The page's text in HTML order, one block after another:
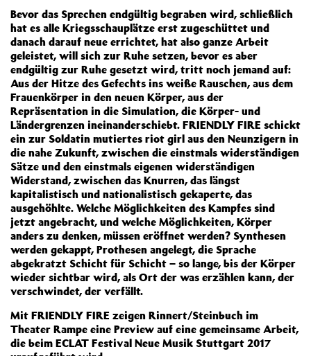
Bevor das Sprechen endgültig begraben wird, schließlich
hat es alle Kriegsschauplätze erst zugeschüttet und
danach darauf neue errichtet, hat also ganze Arbeit
geleistet, will sich zur Ruhe setzen, bevor es aber
endgültig zur Ruhe gesetzt wird, tritt noch jemand auf:
Aus der Hitze des Gefechts ins weiße Rauschen, aus dem
Frauenkörper in den neuen Körper, aus der
Repräsentation in die Simulation, die Körper- und
Ländergrenzen ineinanderschiebt. FRIENDLY FIRE schickt
ein zur Soldatin mutiertes riot girl aus den Neunzigern in
die nahe Zukunft, zwischen die einstmals widerständigen
Sätze und den einstmals eigenen widerständigen
Widerstand, zwischen das Knurren, das längst
kapitalistisch und nationalistisch gekaperte, das
ausgehöhlte. Welche Möglichkeiten des Kampfes sind
jetzt angebracht, und welche Möglichkeiten, Körper
anders zu denken, müssen eröffnet werden? Synthesen
werden gekappt, Prothesen angelegt, die Sprache
abgekratzt Schicht für Schicht – so lange, bis der Körper
wieder sichtbar wird, als Ort der was erzählen kann, der
verschwindet, der verfällt.
Mit FRIENDLY FIRE zeigen Rinnert/Steinbuch im
Theater Rampe eine Preview auf eine gemeinsame Arbeit,
die beim ECLAT Festival Neue Musik Stuttgart 2017